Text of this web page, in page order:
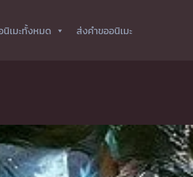
เมะทั้งหมด ส่งคำขออนิเมะ